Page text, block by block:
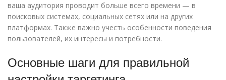
ваша аудитория проводит больше всего времени — в
поисковых системах, социальных сетях или на других
платформах. Также важно учесть особенности поведения
пользователей, их интересы и потребности.
Основные шаги для правильной